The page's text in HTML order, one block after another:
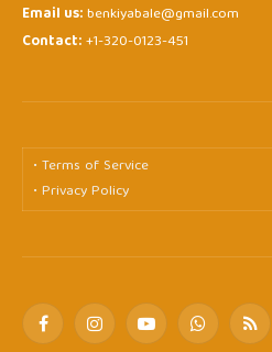
Email us:benkiyabale@gmail.com
Contact:+1-320-0123-451
• Terms of Service
• Privacy Policy
FacebookInstagramYouTubeWhatsApp
RSS